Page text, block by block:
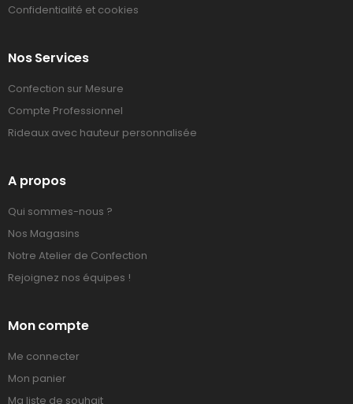
Confidentialité et cookies
Nos Services
Confection sur Mesure
Compte Professionnel
Rideaux avec hauteur personnalisée
A propos
Qui sommes-nous ?
Nos Magasins
Notre Atelier de Confection
Rejoignez nos équipes !
Mon compte
Me connecter
Mon panier
Ma liste de souhait